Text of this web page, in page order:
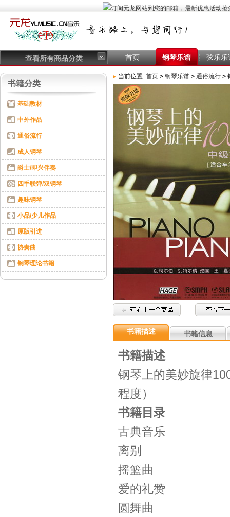
查看所有商品分类 首页 钢琴乐谱 弦乐乐
书籍分类
基础教材
中外作品
通俗流行
成人钢琴
爵士/即兴伴奏
四手联弹/双钢琴
趣味钢琴
小品/少儿作品
原版引进
协奏曲
钢琴理论书籍
当前位置: 首页 > 钢琴乐谱 > 通俗流行 >
书籍描述 书籍信息
书籍描述
钢琴上的美妙旋律
程度）
书籍目录
古典音乐
离别
摇篮曲
爱的礼赞
圆舞曲